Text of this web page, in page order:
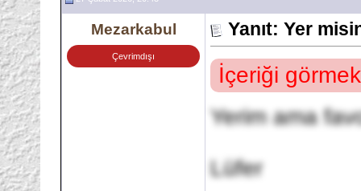
Mezarkabul
Çevrimdışı
Yanıt: Yer
İçeriği
Yerim ama
Lüfer